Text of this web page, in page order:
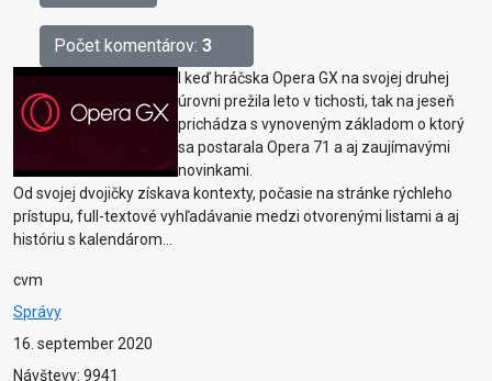
Počet komentárov: 3
I keď hráčska Opera GX na svojej druhej
úrovni prežila leto v tichosti, tak na jeseň
prichádza s vynoveným základom o ktorý
sa postarala Opera 71 a aj zaujímavými
novinkami.
Od svojej dvojičky získava kontexty, počasie na stránke rýchleho
prístupu, full-textové vyhľadávanie medzi otvorenými listami a aj
históriu s kalendárom...
cvm
Správy
16. september 2020
Návštevy: 9941